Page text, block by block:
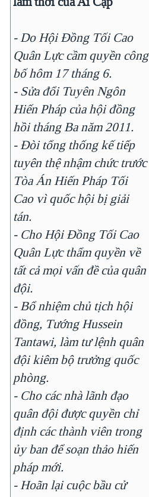
- Do Hội Đồng Tối Cao
Quân Lực cầm quyền công
bố hôm 17 tháng 6.
- Sửa đổi Tuyên Ngôn
Hiến Pháp của hội đồng
hồi tháng Ba năm 2011.
- Đòi tổng thống kế tiếp
tuyên thệ nhậm chức trước
Tòa Án Hiến Pháp Tối
Cao vì quốc hội bị giải
tán.
- Cho Hội Đồng Tối Cao
Quân Lực thẩm quyền về
tất cả mọi vấn đề của quân
đội.
- Bổ nhiệm chủ tịch hội
đồng, Tướng Hussein
Tantawi, làm tư lệnh quân
đội kiêm bộ trưởng quốc
phòng.
- Cho các nhà lãnh đạo
quân đội được quyền chỉ
định các thành viên trong
ủy ban để soạn thảo hiến
pháp mới.
- Hoãn lại cuộc bầu cử